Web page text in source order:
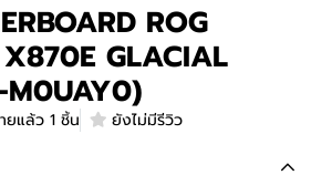
ROG
GLACIAL
ยแล้ว 1 ชิ้น
ยังไม่มีรีวิว